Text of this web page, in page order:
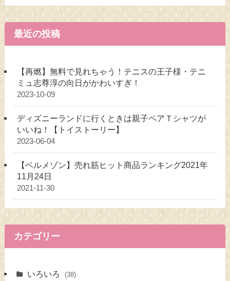
最近の投稿
【再燃】無料で見れちゃう！テニスの王子様・テニ
ミュ志尊淳の向日がかわいすぎ！
2023-10-09
ディズニーランドに行くときは親子ペアＴシャツが
いいね！【トイストーリー】
2023-06-04
【ベルメゾン】売れ筋ヒット商品ランキング2021年
11月24日
2021-11-30
カテゴリー
いろいろ (38)